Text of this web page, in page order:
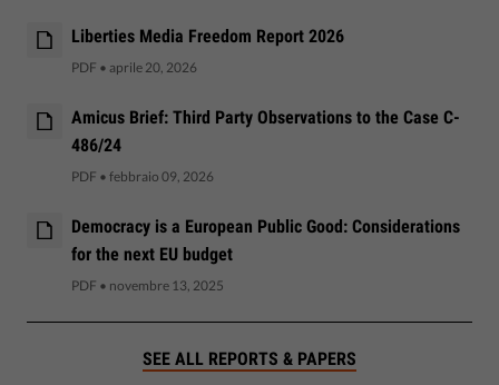
Liberties Media Freedom Report 2026
PDF • aprile 20, 2026
Amicus Brief: Third Party Observations to the Case C-
486/24
PDF • febbraio 09, 2026
Democracy is a European Public Good: Considerations
for the next EU budget
PDF • novembre 13, 2025
SEE ALL REPORTS & PAPERS